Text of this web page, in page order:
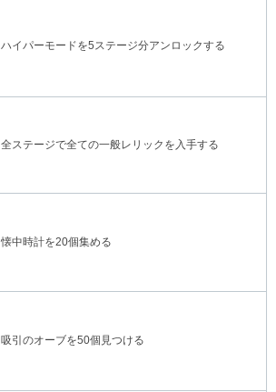
ハイパーモードを5ステージ分アンロックする
全ステージで全ての一般レリックを入手する
懐中時計を20個集める
吸引のオーブを50個見つける